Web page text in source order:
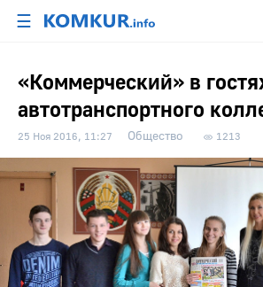
☰
«Коммерческий» в
автотранспортного
25 Ноя 2016, 11:27 Общество 1213